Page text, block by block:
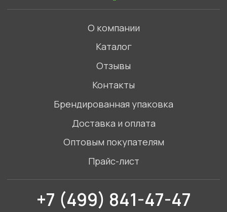
+7 (499) 841-47-47
Политика конфиденциальности
ИП Голов Артемий Игоревич,
Адрес: Московская область, Одинцовский
городской округ, село Введенское, Торговый
комплекс Маркет
Разработка сайта
Смотреть на карте